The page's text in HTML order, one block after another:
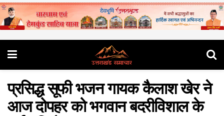
प्रसिद्ध सूफी भजन गायक कैलाश खेर ने
आज दोपहर को भगवान बदरीविशाल के